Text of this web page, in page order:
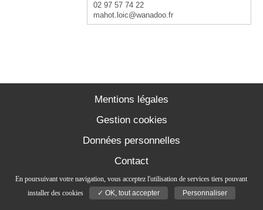
02 97 57 74 22
mahot.loic@wanadoo.fr
Mentions légales
Gestion cookies
Données personnelles
Contact
En poursuivant votre navigation, vous acceptez l'utilisation de services tiers pouvant
installer des cookies
✓ OK, tout accepter Personnaliser